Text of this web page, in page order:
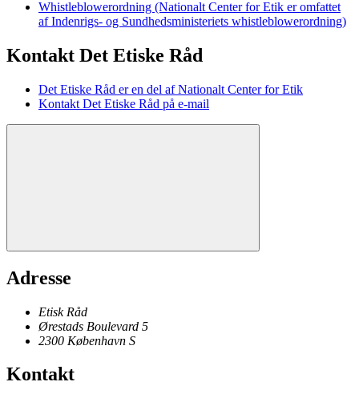
Whistleblowerordning (Nationalt Center for Etik er omfattet
af Indenrigs- og Sundhedsministeriets whistleblowerordning)
Kontakt Det Etiske Råd
Det Etiske Råd er en del af Nationalt Center for Etik
Kontakt Det Etiske Råd på e-mail
Adresse
Etisk Råd
Ørestads Boulevard 5
2300 København S
Kontakt